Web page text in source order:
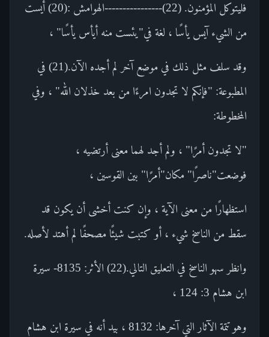
فليتوكل المؤمنون. (22)----------------الهوامش :(20) أيست
من الشيء آيس يأسًا ، لغة في"يئست منه أيأس يأسًا" ،
وقد سلف مثل ذلك في موضع آخر لم أجده الآن.(21) في
المطبوعة: "فإنكم لا تجدون امرءًا من بعد خذلان الله" ، وفي
المخطوطة:
"لا تجدون أمرًا" ، ولم أجد لهما معنى أرتضيه ،
فوضعت"ناصرًا" مكان"أمرًا" بين القوسين ،
استظهارًا من معنى الآية ، وإن كنت أخشى أن يكون قد
سقط من الناسخ شيء ، أو كتبت شيئًا مصحفًا لم أهتد لأصله.
وانظر سهو الناسخ في التعليق التالي.(22) الأثر: 8135- سيرة
ابن هشام 3: 124 ،
وهو تتمة الآثار التي آخرها: 8132 ، بيد أنه في سيرة ابن هشام